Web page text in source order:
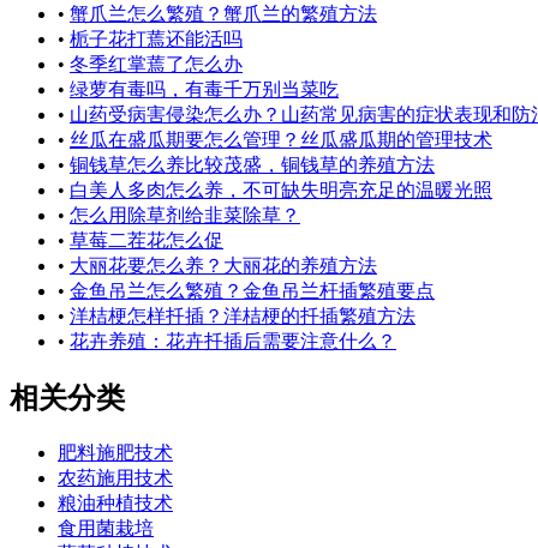
• 蟹爪兰怎么繁殖？蟹爪兰的繁殖方法
• 栀子花打蔫还能活吗
• 冬季红掌蔫了怎么办
• 绿萝有毒吗，有毒千万别当菜吃
• 山药受病害侵染怎么办？山药常见病害的症状表现和防
• 丝瓜在盛瓜期要怎么管理？丝瓜盛瓜期的管理技术
• 铜钱草怎么养比较茂盛，铜钱草的养殖方法
• 白美人多肉怎么养，不可缺失明亮充足的温暖光照
• 怎么用除草剂给韭菜除草？
• 草莓二茬花怎么促
• 大丽花要怎么养？大丽花的养殖方法
• 金鱼吊兰怎么繁殖？金鱼吊兰杆插繁殖要点
• 洋桔梗怎样扦插？洋桔梗的扦插繁殖方法
• 花卉养殖：花卉扦插后需要注意什么？
相关分类
肥料施肥技术
农药施用技术
粮油种植技术
食用菌栽培